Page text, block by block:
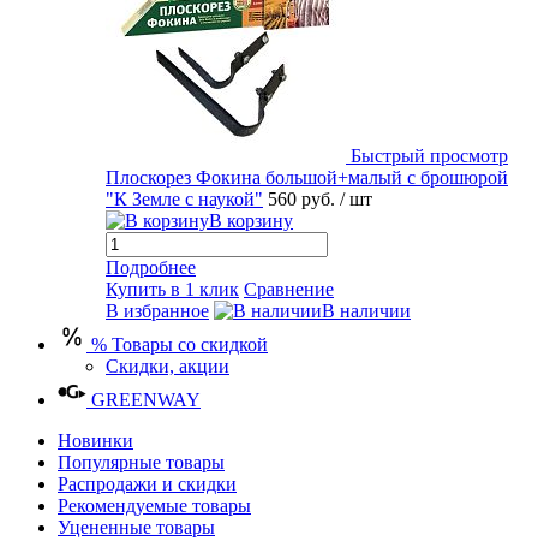
Быстрый просмотр
Плоскорез Фокина большой+малый с брошюрой
"К Земле с наукой" 560 руб. / шт
В корзину
Подробнее
Купить в 1 клик Сравнение
В избранное
В наличии
% Товары со скидкой
Скидки, акции
GREENWAY
Новинки
Популярные товары
Распродажи и скидки
Рекомендуемые товары
Уцененные товары